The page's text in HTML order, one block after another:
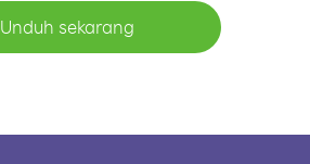
Unduh sekarang